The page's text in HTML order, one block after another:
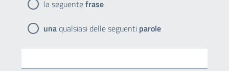
la seguentefrase
unaqualsiasi delle seguenti parole